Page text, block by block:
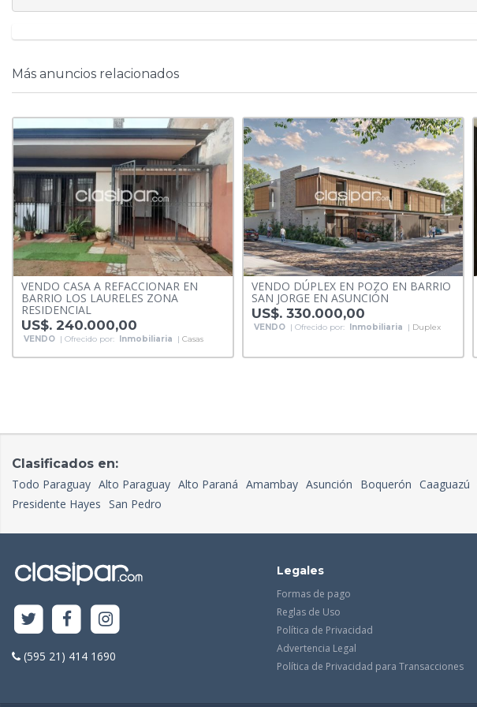
Más anuncios relacionados
VENDO CASA A REFACCIONAR EN
BARRIO LOS LAURELES ZONA
RESIDENCIAL
US$. 240.000,00
VENDO | Ofrecido por: Inmobiliaria | Casas
VENDO DÚPLEX EN POZO EN BARRIO
SAN JORGE EN ASUNCIÓN
US$. 330.000,00
VENDO | Ofrecido por: Inmobiliaria | Duplex
Clasificados en:
Todo Paraguay Alto Paraguay Alto Paraná Amambay Asunción Boquerón Caaguazú
Presidente Hayes San Pedro
(595 21) 414 1690
Legales
Formas de pago
Reglas de Uso
Política de Privacidad
Advertencia Legal
Política de Privacidad para Transacciones